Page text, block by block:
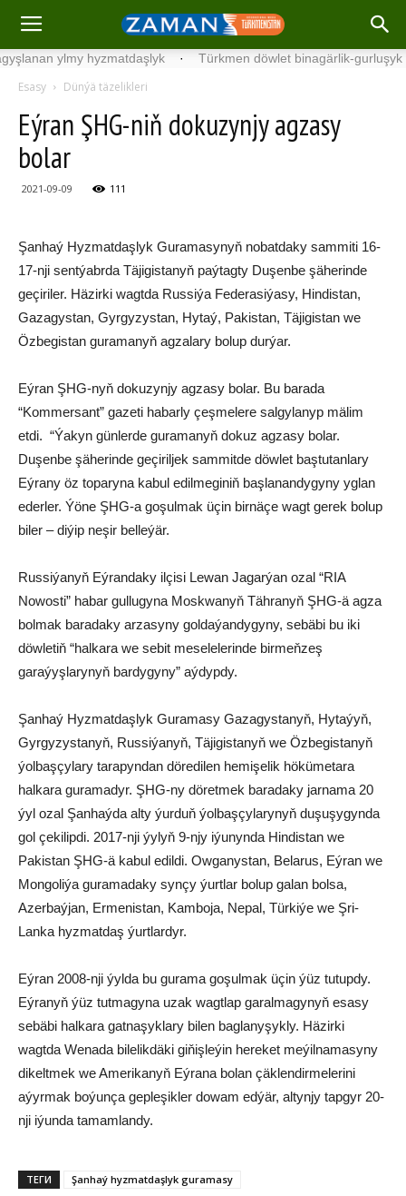
ylmy hyzmatdaşlyk · Türkmen döwlet binagärlik-gurluşyk
Esasy Dünýä täzelikleri
Eýran ŞHG-niň dokuzynjy agzasy
bolar
2021-09-09 111
Şanhaý Hyzmatdaşlyk Guramasynyň nobatdaky sammiti 16-
17-nji sentýabrda Täjigistanyň paýtagty Duşenbe şäherinde
geçiriler. Häzirki wagtda Russiýa Federasiýasy, Hindistan,
Gazagystan, Gyrgyzystan, Hytaý, Pakistan, Täjigistan we
Özbegistan guramanyň agzalary bolup durýar.
Eýran ŞHG-nyň dokuzynjy agzasy bolar. Bu barada
“Kommersant” gazeti habarly çeşmelere salgylanyp mälim
etdi. “Ýakyn günlerde guramanyň dokuz agzasy bolar.
Duşenbe şäherinde geçiriljek sammitde döwlet baştutanlary
Eýrany öz toparyna kabul edilmeginiň başlanandygyny yglan
ederler. Ýöne ŞHG-a goşulmak üçin birnäçe wagt gerek bolup
biler – diýip neşir belleýär.
Russiýanyň Eýrandaky ilçisi Lewan Jagarýan ozal “RIA
Nowosti” habar gullugyna Moskwanyň Tähranyň ŞHG-ä agza
bolmak baradaky arzasyny goldaýandygyny, sebäbi bu iki
döwletiň “halkara we sebit meselelerinde birmeňzeş
garaýyşlarynyň bardygyny” aýdypdy.
Şanhaý Hyzmatdaşlyk Guramasy Gazagystanyň, Hytaýyň,
Gyrgyzystanyň, Russiýanyň, Täjigistanyň we Özbegistanyň
ýolbaşçylary tarapyndan döredilen hemişelik hökümetara
halkara guramadyr. ŞHG-ny döretmek baradaky jarnama 20
ýyl ozal Şanhaýda alty ýurduň ýolbaşçylarynyň duşuşygynda
gol çekilipdi. 2017-nji ýylyň 9-njy iýunynda Hindistan we
Pakistan ŞHG-ä kabul edildi. Owganystan, Belarus, Eýran we
Mongoliýa guramadaky synçy ýurtlar bolup galan bolsa,
Azerbaýjan, Ermenistan, Kamboja, Nepal, Türkiýe we Şri-
Lanka hyzmatdaş ýurtlardyr.
Eýran 2008-nji ýylda bu gurama goşulmak üçin ýüz tutupdy.
Eýranyň ýüz tutmagyna uzak wagtlap garalmagynyň esasy
sebäbi halkara gatnaşyklary bilen baglanyşykly. Häzirki
wagtda Wenada bilelikdäki giňişleýin hereket meýilnamasyny
dikeltmek we Amerikanyň Eýrana bolan çäklendirmelerini
aýyrmak boýunça gepleşikler dowam edýär, altynjy tapgyr 20-
nji iýunda tamamlandy.
ТЕГИ Şanhaý hyzmatdaşlyk guramasy